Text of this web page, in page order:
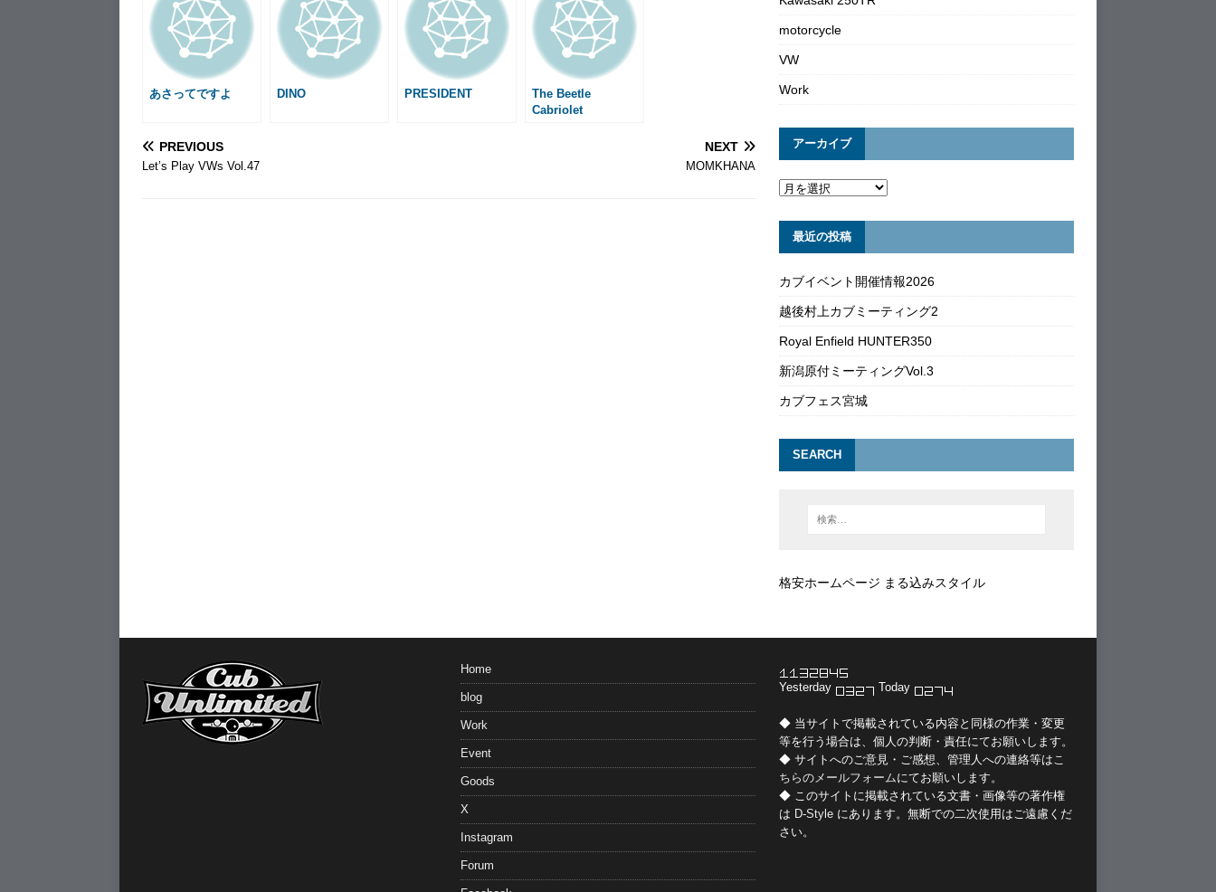
o
o
k
n
g
a
s
g
e
あさってですよ DINO PRESIDENT
The Beetle
Cabriolet
PREVIOUS
Let’s Play VWs Vol.47
NEXT
MOMKHANA
motorcycle
VW
Work
アーカイブ
最近の投稿
カブイベント開催情報2026
越後村上カブミーティング2
Royal Enfield HUNTER350
新潟原付ミーティングVol.3
カブフェス宮城
SEARCH
格安ホームページ まる込みスタイル
Home
blog
Work
Event
Goods
X
Instagram
Forum
Yesterday Today
◆ 当サイトで掲載されている内容と同様の作業・変更
等を行う場合は、個人の判断・責任にてお願いします。
◆ サイトへのご意見・ご感想、管理人への連絡等は こ
ちらのメールフォームにてお願いします。
◆ このサイトに掲載されている文書・画像等の著作権
は D-Styleにあります。無断での二次使用はご遠慮くだ
さい。